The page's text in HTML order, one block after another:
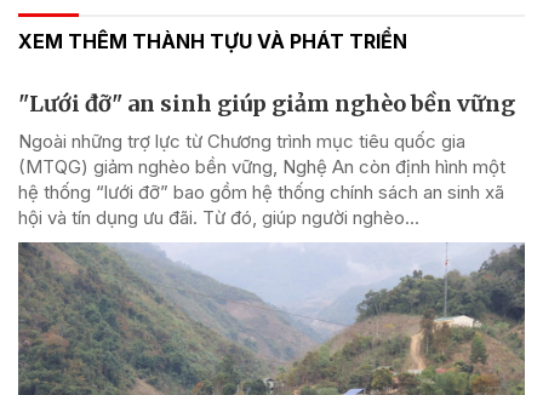
XEM THÊM THÀNH TỰU VÀ PHÁT TRIỂN
"Lưới đỡ" an sinh giúp giảm nghèo bền vững
Ngoài những trợ lực từ Chương trình mục tiêu quốc gia
(MTQG) giảm nghèo bền vững, Nghệ An còn định hình một
hệ thống “lưới đỡ” bao gồm hệ thống chính sách an sinh xã
hội và tín dụng ưu đãi. Từ đó, giúp người nghèo...